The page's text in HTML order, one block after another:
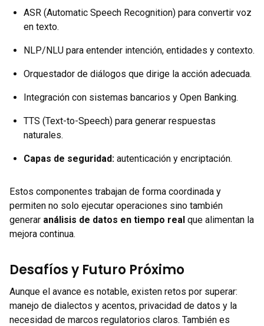
ASR (Automatic Speech Recognition) para convertir voz
en texto.
NLP/NLU para entender intención, entidades y contexto.
Orquestador de diálogos que dirige la acción adecuada.
Integración con sistemas bancarios y Open Banking.
TTS (Text-to-Speech) para generar respuestas
naturales.
Capas de seguridad: autenticación y encriptación.
Estos componentes trabajan de forma coordinada y
permiten no solo ejecutar operaciones sino también
generar análisis de datos en tiempo real que alimentan la
mejora continua.
Desafíos y Futuro Próximo
Aunque el avance es notable, existen retos por superar:
manejo de dialectos y acentos, privacidad de datos y la
necesidad de marcos regulatorios claros. También es